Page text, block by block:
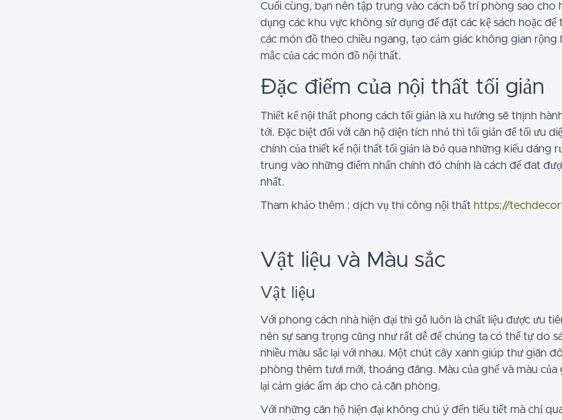
Cuối cùng, bạn nên tập trung vào cách bố trí phòng sao cho
dụng các khu vực không sử dụng để đặt các kệ sách hoặc để
các món đồ theo chiều ngang, tạo cảm giác không gian rộng
mắc của các món đồ nội thất.
Đặc điểm của nội thất tối giản
Thiết kế nội thất phong cách tối giản là xu hướng sẽ thịnh
tới. Đặc biệt đối với căn hộ diện tích nhỏ thì tối giản để tối ưu
chính của thiết kế nội thất tối giản là bỏ qua những kiểu dáng
trung vào những điểm nhấn chính đó chính là cách để đat
nhất.
Tham khảo thêm : dịch vụ thi công nội thất https://
Vật liệu và Màu sắc
Vật liệu
Với phong cách nhà hiện đại thì gỗ luôn là chất liệu được ưu
nên sự sang trọng cũng như rất dễ để chúng ta có thể tự do
nhiều màu sắc lại với nhau. Một chút cây xanh giúp thư giãn
phòng thêm tươi mới, thoáng đãng. Màu của ghế và màu của
lại cảm giác ấm áp cho cả căn phòng.
Với những căn hộ hiện đại không chú ý đến tiểu tiết mà chỉ